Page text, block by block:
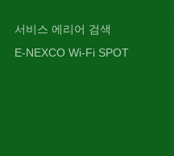
서비스 에리어 검색
E-NEXCO Wi-Fi SPOT